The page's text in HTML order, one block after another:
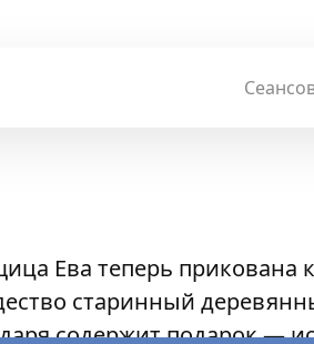
Ева теперь прикована
старинный
содержит подарок —